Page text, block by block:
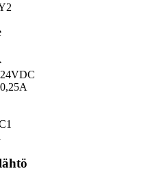
24VDC
0,25A